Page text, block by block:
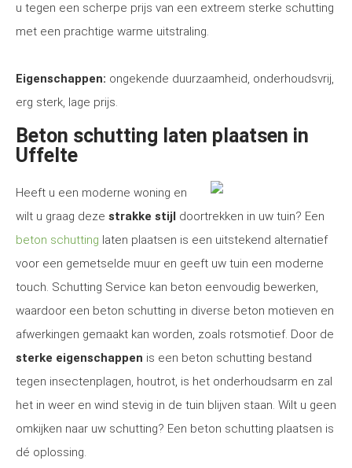
u tegen een scherpe prijs van een extreem sterke schutting
met een prachtige warme uitstraling.
Eigenschappen: ongekende duurzaamheid, onderhoudsvrij,
erg sterk, lage prijs.
Beton schutting laten plaatsen in
Uffelte
Heeft u een moderne woning en
wilt u graag deze strakke stijl doortrekken in uw tuin? Een
beton schutting laten plaatsen is een uitstekend alternatief
voor een gemetselde muur en geeft uw tuin een moderne
touch. Schutting Service kan beton eenvoudig bewerken,
waardoor een beton schutting in diverse beton motieven en
afwerkingen gemaakt kan worden, zoals rotsmotief. Door de
sterke eigenschappen is een beton schutting bestand
tegen insectenplagen, houtrot, is het onderhoudsarm en zal
het in weer en wind stevig in de tuin blijven staan. Wilt u geen
omkijken naar uw schutting? Een beton schutting plaatsen is
dé oplossing.